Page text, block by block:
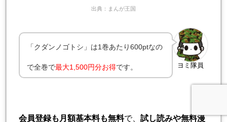
出典：まんが王国
ヨミ隊員
「クダンノゴトシ」は1巻あたり600ptなの
で全巻で最大1,500円分お得です。
会員登録も月額基本料も無料で、 試し読みや無料漫